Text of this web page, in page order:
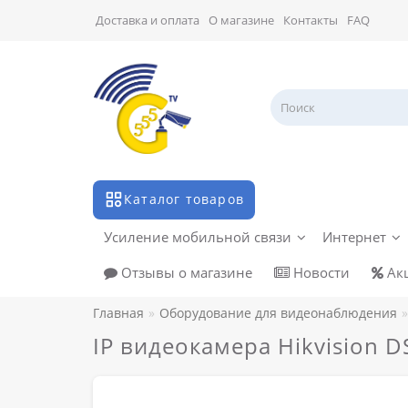
Доставка и оплата О магазине Контакты FAQ
Каталог товаров
Усиление мобильной связи
Интернет
Отзывы о магазине
Новости
Главная Оборудование для видеонаблюдения
IP видеокамера Hikvision